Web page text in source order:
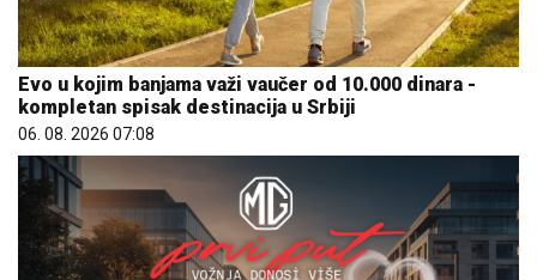
Evo u kojim banjama važi vaučer od 10.000 dinara -
kompletan spisak destinacija u Srbiji
06. 08. 2026 07:08